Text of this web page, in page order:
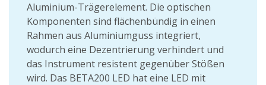
Aluminium-Trägerelement. Die optischen
Komponenten sind flächenbündig in einen
Rahmen aus Aluminiumguss integriert,
wodurch eine Dezentrierung verhindert und
das Instrument resistent gegenüber Stößen
wird. Das BETA200 LED hat eine LED mit